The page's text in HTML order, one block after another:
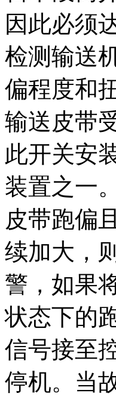
因此必
检测输送
偏程度和
输送皮带
此开关安
装置之一
皮带跑偏
续加大，
警，如果
状态下的
信号接至
停机。当